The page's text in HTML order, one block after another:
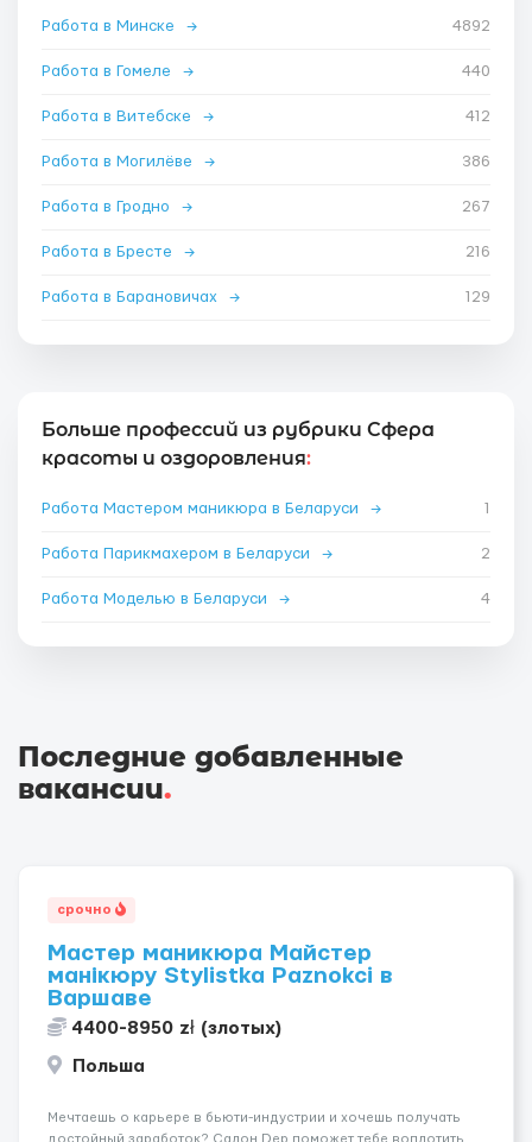
Работа в Минске → 4892
Работа в Гомеле → 440
Работа в Витебске → 412
Работа в Могилёве → 386
Работа в Гродно → 267
Работа в Бресте → 216
Работа в Барановичах → 129
Больше профессий из рубрики Сфера
красоты и оздоровления:
Работа Мастером маникюра в Беларуси → 1
Работа Парикмахером в Беларуси → 2
Работа Моделью в Беларуси → 4
Последние добавленные
вакансии.
срочно
Мастер маникюра Майстер
манікюру Stylistka Paznokci в
Варшаве
4400-8950 zł (злотых)
Польша
Мечтаешь о карьере в бьюти-индустрии и хочешь получать
достойный заработок? Салон Dep поможет тебе воплотить